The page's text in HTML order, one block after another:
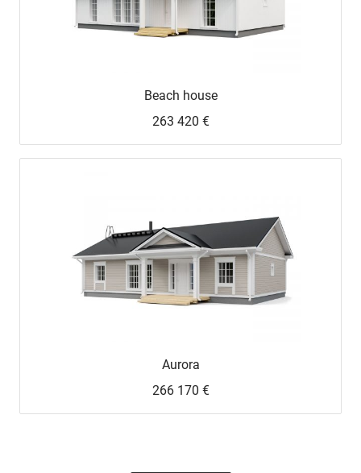
Beach house
263 420 €
Aurora
266 170 €
KODIKSI-
JULKAISTU
Tilaa esite